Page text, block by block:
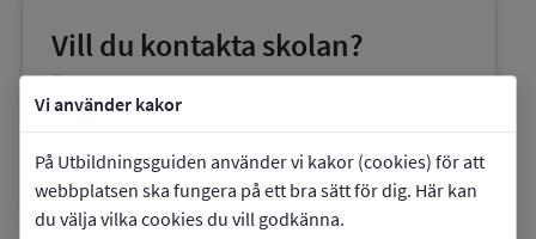
Vi använder kakor
På Utbildningsguiden använder vi kakor (cookies) för att
webbplatsen ska fungera på ett bra sätt för dig. Här kan
du välja vilka cookies du vill godkänna.
Vill du kontakta skolan?
phoneTelefon:031-3670600
mailE-post:info.hvitfeldtska@educ.goteborg.se
linkWebbplats:Hvitfeldtska gymnasiet 3